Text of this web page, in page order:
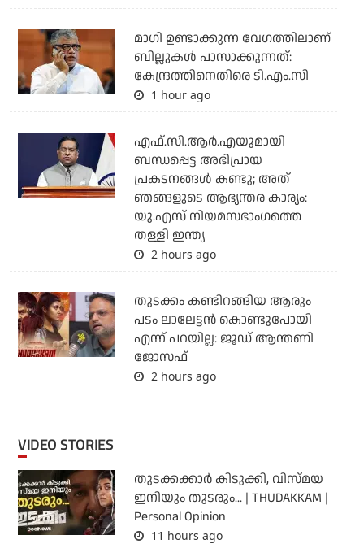
മാഗി ഉണ്ടാക്കുന്ന വേഗത്തിലാണ്
ബില്ലുകള്‍ പാസാക്കുന്നത്:
കേന്ദ്രത്തിനെതിരെ ടി.എം.സി
1 hour ago
എഫ്.സി.ആര്‍.എയുമായി
ബന്ധപ്പെട്ട അഭിപ്രായ
പ്രകടനങ്ങള്‍ കണ്ടു; അത്
ഞങ്ങളുടെ ആഭ്യന്തര കാര്യം:
യു.എസ് നിയമസഭാംഗത്തെ
തള്ളി ഇന്ത്യ
2 hours ago
തുടക്കം കണ്ടിറങ്ങിയ ആരും
പടം ലാലേട്ടൻ കൊണ്ടുപോയി
എന്ന് പറയില്ല: ജൂഡ് ആന്തണി
ജോസഫ്
2 hours ago
VIDEO STORIES
തുടക്കക്കാര്‍ കിടുക്കി, വിസ്മയ
ഇനിയും തുടരും... | THUDAKKAM |
Personal Opinion
11 hours ago